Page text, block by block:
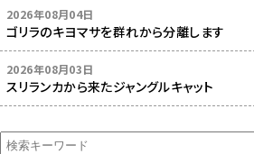
2026年08月04日
ゴリラのキヨマサを群れから分離します
2026年08月03日
スリランカから来たジャングルキャット